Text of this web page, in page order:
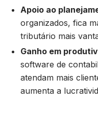
Apoio ao
organizados, fica
tributário mais
Ganho em
software de
atendam mais
aumenta a